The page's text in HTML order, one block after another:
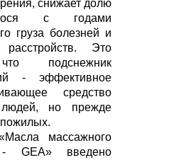
снижает долю
с годами
груза болезней и
расстройств. Это
подснежник
- эффективное
средство
но прежде
пожилых.
массажного
- GEA» введено